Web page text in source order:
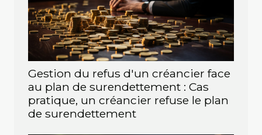
Gestion du refus d'un créancier face
au plan de surendettement : Cas
pratique, un créancier refuse le plan
de surendettement